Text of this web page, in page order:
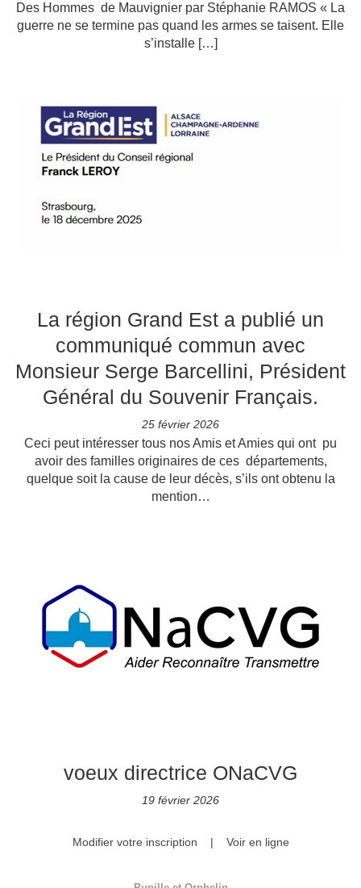
Des Hommes de Mauvignier par Stéphanie RAMOS « La
guerre ne se termine pas quand les armes se taisent. Elle
s’installe […]
La région Grand Est a publié un
communiqué commun avec
Monsieur Serge Barcellini, Président
Général du Souvenir Français.
25 février 2026
Ceci peut intéresser tous nos Amis et Amies qui ont pu
avoir des familles originaires de ces départements,
quelque soit la cause de leur décès, s’ils ont obtenu la
mention…
voeux directrice ONaCVG
19 février 2026
Modifier votre inscription | Voir en ligne